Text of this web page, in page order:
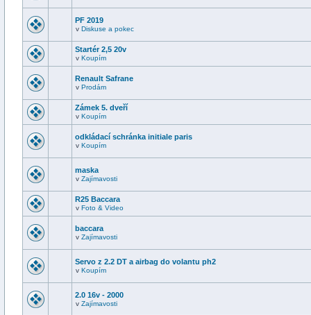
PF 2019
v Diskuse a pokec
Startér 2,5 20v
v Koupím
Renault Safrane
v Prodám
Zámek 5. dveří
v Koupím
odkládací schránka initiale paris
v Koupím
maska
v Zajímavosti
R25 Baccara
v Foto & Video
baccara
v Zajímavosti
Servo z 2.2 DT a airbag do volantu ph2
v Koupím
2.0 16v - 2000
v Zajímavosti